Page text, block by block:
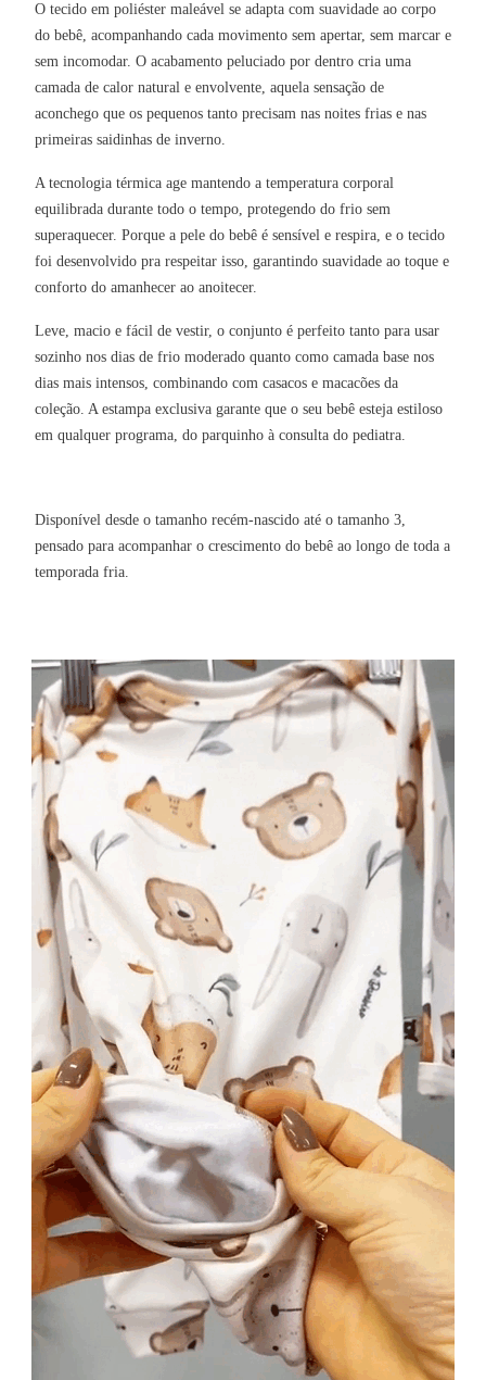
O tecido em poliéster maleável se adapta com suavidade ao corpo
do bebê, acompanhando cada movimento sem apertar, sem marcar e
sem incomodar. O acabamento peluciado por dentro cria uma
camada de calor natural e envolvente, aquela sensação de
aconchego que os pequenos tanto precisam nas noites frias e nas
primeiras saidinhas de inverno.
A tecnologia térmica age mantendo a temperatura corporal
equilibrada durante todo o tempo, protegendo do frio sem
superaquecer. Porque a pele do bebê é sensível e respira, e o tecido
foi desenvolvido pra respeitar isso, garantindo suavidade ao toque e
conforto do amanhecer ao anoitecer.
Leve, macio e fácil de vestir, o conjunto é perfeito tanto para usar
sozinho nos dias de frio moderado quanto como camada base nos
dias mais intensos, combinando com casacos e macacões da
coleção. A estampa exclusiva garante que o seu bebê esteja estiloso
em qualquer programa, do parquinho à consulta do pediatra.
Disponível desde o tamanho recém-nascido até o tamanho 3,
pensado para acompanhar o crescimento do bebê ao longo de toda a
temporada fria.